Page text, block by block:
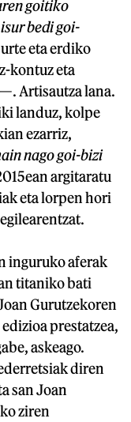
goitiko
bedi goi-
urte eta erdiko
kontuz eta
Artisautza lana.
landuz, kolpe
ezarriz,
nago goi-bizi
argitaratu
eta lorpen hori
inguruko aferak
titaniko bati
Gurutzekoren
prestatzea,
askeago.
diren
san Joan
ziren